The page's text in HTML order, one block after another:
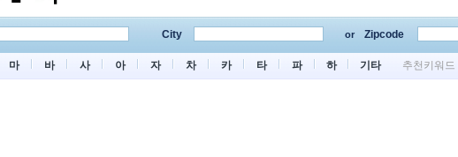
City or Zipcode
마 바 사 아 자 차 카 타 파 하 기타 추천키워드